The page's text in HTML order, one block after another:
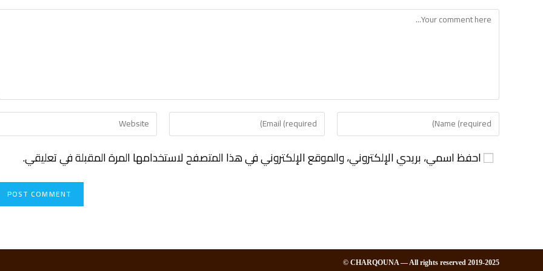
احفظ اسمي، بريدي الإلكتروني، والموقع الإلكتروني في هذا المتصفح لاستخدامها المرة المقبلة في تعليقي.
2019-2025 CHARQOUNA — All rights reserved ©